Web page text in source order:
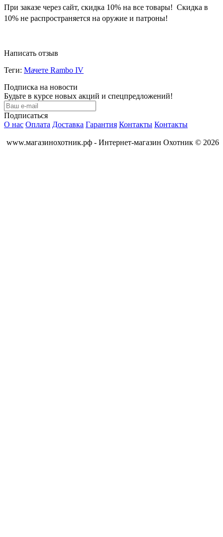
При заказе через сайт, скидка 10% на все товары! Скидка в
10% не распространяется на оружие и патроны!
Написать отзыв
Теги: Мачете Rambo IV
Подписка на новости
Будьте в курсе новых акций и спецпредложений!
Подписаться
О нас Оплата Доставка Гарантия Контакты Контакты
www.магазинохотник.рф - Интернет-магазин Охотник © 2026